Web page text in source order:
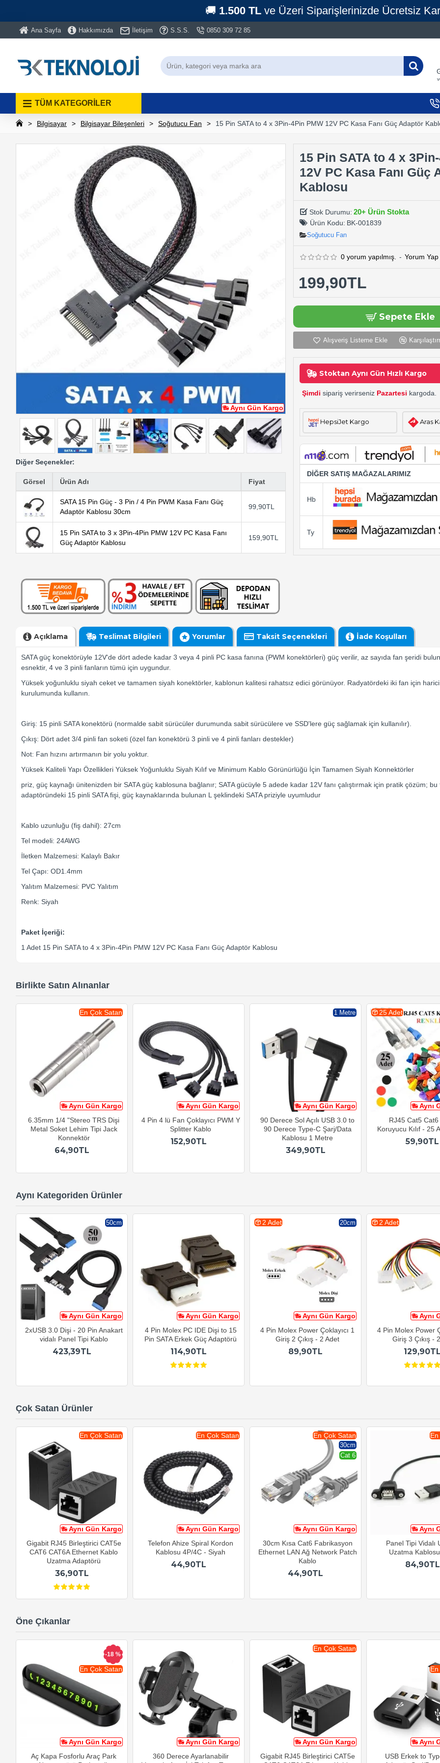
🚚 1.500 TLve Üzeri Siparişlerinizde Ücretsiz
Ana Sayfa Hakkımızda İletişim S.S.S. 0850 309 72 85
TÜM KATEGORİLER
Bilgisayar Bilgisayar Bileşenleri Soğutucu Fan 15 Pin SATA to 4 x 3Pin-4Pin PMW 12V PC Kasa Fanı Güç Adaptör
Aynı Gün Kargo
Diğer Seçenekler:
Görsel Ürün Adı Fiyat
SATA 15 Pin Güç - 3 Pin / 4 Pin PWM Kasa Fanı Güç
Adaptör Kablosu 30cm
99,90TL
15 Pin SATA to 3 x 3Pin-4Pin PMW 12V PC Kasa Fanı
Güç Adaptör Kablosu
159,90TL
15 Pin SATA to 4 x
12V PC Kasa Fanı Güç
Kablosu
Stok Durumu: 20+ Ürün Stokta
Ürün Kodu: BK-001839
Soğutucu Fan
0 yorum yapılmış. - Yorum Yap
199,90TL
Sepete Ekle
Alışveriş Listeme Ekle
Stoktan Aynı Gün Hızlı Kargo
Şimdi sipariş verirseniz Pazartesi kargoda.
HepsiJet Kargo Aras
DİĞER SATIŞ MAĞAZALARIMIZ
Hb
Ty
Açıklama Teslimat Bilgileri Yorumlar Taksit Seçenekleri İade Koşulları
SATA güç konektörüyle 12V'de dört adede kadar 3 veya 4 pinli PC kasa fanına (PWM konektörleri) güç verilir, az sayıda fan şeridi
esnektir, 4 ve 3 pinli fanların tümü için uygundur.
Yüksek yoğunluklu siyah ceket ve tamamen siyah konektörler, kablonun kalitesi rahatsız edici görünüyor. Radyatördeki iki fan için
kurulumunda kullanın.
Giriş: 15 pinli SATA konektörü (normalde sabit sürücüler durumunda sabit sürücülere ve SSD'lere güç sağlamak için kullanılır).
Çıkış: Dört adet 3/4 pinli fan soketi (özel fan konektörü 3 pinli ve 4 pinli fanları destekler)
Not: Fan hızını artırmanın bir yolu yoktur.
Yüksek Kaliteli Yapı Özellikleri Yüksek Yoğunluklu Siyah Kılıf ve Minimum Kablo Görünürlüğü İçin Tamamen Siyah Konnektörler
priz, güç kaynağı ünitenizden bir SATA güç kablosuna bağlanır; SATA gücüyle 5 adede kadar 12V fanı çalıştırmak için pratik çözüm; bu
adaptöründeki 15 pinli SATA fişi, güç kaynaklarında bulunan L şeklindeki SATA priziyle uyumludur
Kablo uzunluğu (fiş dahil): 27cm
Tel modeli: 24AWG
İletken Malzemesi: Kalaylı Bakır
Tel Çapı: OD1.4mm
Yalıtım Malzemesi: PVC Yalıtım
Renk: Siyah
Paket İçeriği:
1 Adet 15 Pin SATA to 4 x 3Pin-4Pin PMW 12V PC Kasa Fanı Güç Adaptör Kablosu
Birlikte Satın Alınanlar
Aynı Gün Kargo
En Çok Satan
6.35mm 1/4 "Stereo TRS Dişi
Metal Soket Lehim Tipi Jack
Konnektör
64,90TL
Aynı Gün Kargo
4 Pin 4 lü Fan Çoklayıcı PWM Y
Splitter Kablo
152,90TL
Aynı Gün Kargo
1 Metre
90 Derece Sol Açılı USB 3.0 to
90 Derece Type-C Şarj/Data
Kablosu 1 Metre
349,90TL
Aynı
25 Adet
RJ45 Cat5
Koruyucu Kılıf - 25
59,90TL
Aynı Kategoriden Ürünler
Aynı Gün Kargo
50cm
2xUSB 3.0 Dişi - 20 Pin Anakart
vidalı Panel Tipi Kablo
423,39TL
Aynı Gün Kargo
4 Pin Molex PC IDE Dişi to 15
Pin SATA Erkek Güç Adaptörü
114,90TL
Aynı Gün Kargo
20cm
2 Adet
4 Pin Molex Power Çoklayıcı 1
Giriş 2 Çıkış - 2 Adet
89,90TL
Aynı
2 Adet
4 Pin Molex Power
Giriş 3 Çıkış -
Çok Satan Ürünler
Aynı Gün Kargo
En Çok Satan
Gigabit RJ45 Birleştirici CAT5e
CAT6 CAT6A Ethernet Kablo
Uzatma Adaptörü
36,90TL
Aynı Gün Kargo
En Çok Satan
Telefon Ahize Spiral Kordon
Kablosu 4P/4C - Siyah
44,90TL
Aynı Gün Kargo
En Çok Satan
30cm
Cat 6
30cm Kısa Cat6 Fabrikasyon
Ethernet LAN Ağ Network Patch
Kablo
44,90TL
Aynı
Panel Tipi Vidalı
Uzatma
84,90TL
Öne Çıkanlar
Aynı Gün Kargo
En Çok Satan
-18 %
Aç Kapa Fosforlu Araç Park
Aynı Gün Kargo
360 Derece Ayarlanabilir
Aynı Gün Kargo
En Çok Satan
Gigabit RJ45 Birleştirici CAT5e
Aynı
USB Erkek to